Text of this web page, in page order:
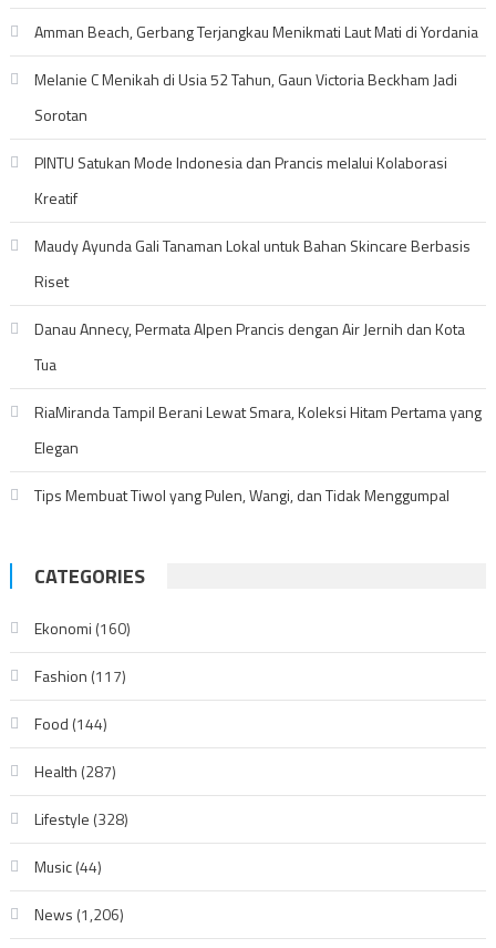
Amman Beach, Gerbang Terjangkau Menikmati Laut Mati di Yordania
Melanie C Menikah di Usia 52 Tahun, Gaun Victoria Beckham Jadi
Sorotan
PINTU Satukan Mode Indonesia dan Prancis melalui Kolaborasi
Kreatif
Maudy Ayunda Gali Tanaman Lokal untuk Bahan Skincare Berbasis
Riset
Danau Annecy, Permata Alpen Prancis dengan Air Jernih dan Kota
Tua
RiaMiranda Tampil Berani Lewat Smara, Koleksi Hitam Pertama yang
Elegan
Tips Membuat Tiwol yang Pulen, Wangi, dan Tidak Menggumpal
CATEGORIES
Ekonomi (160)
Fashion (117)
Food (144)
Health (287)
Lifestyle (328)
Music(44)
News (1,206)